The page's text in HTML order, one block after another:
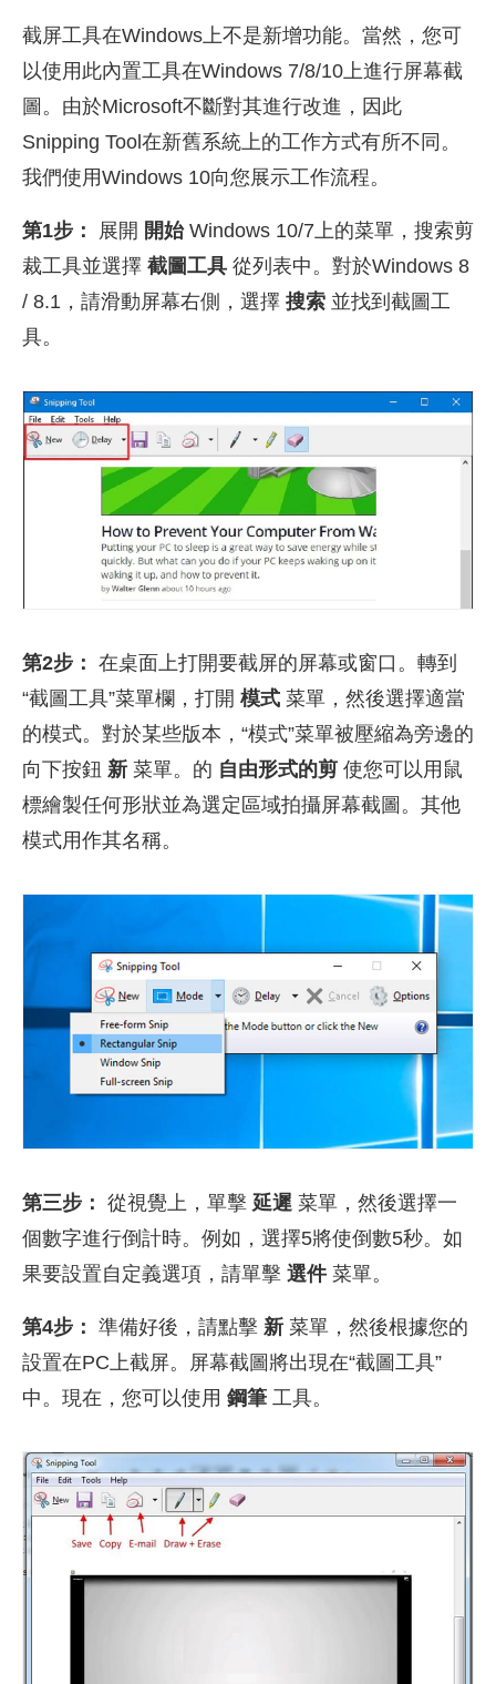
截屏工具在Windows上不是新增功能。當然，您可
以使用此內置工具在Windows 7/8/10上進行屏幕截
圖。由於Microsoft不斷對其進行改進，因此
Snipping Tool在新舊系統上的工作方式有所不同。
我們使用Windows 10向您展示工作流程。
第1步： 展開 開始Windows 10/7上的菜單，搜索剪
裁工具並選擇 截圖工具 從列表中。對於Windows 8
/ 8.1，請滑動屏幕右側，選擇 搜索 並找到截圖工
具。
第2步： 在桌面上打開要截屏的屏幕或窗口。轉到
“截圖工具”菜單欄，打開 模式 菜單，然後選擇適當
的模式。對於某些版本，“模式”菜單被壓縮為旁邊的
向下按鈕 新 菜單。的 自由形式的剪 使您可以用鼠
標繪製任何形狀並為選定區域拍攝屏幕截圖。其他
模式用作其名稱。
第三步： 從視覺上，單擊 延遲 菜單，然後選擇一
個數字進行倒計時。例如，選擇5將使倒數5秒。如
果要設置自定義選項，請單擊 選件菜單。
第4步： 準備好後，請點擊 新 菜單，然後根據您的
設置在PC上截屏。屏幕截圖將出現在“截圖工具”
中。現在，您可以使用 鋼筆 工具。